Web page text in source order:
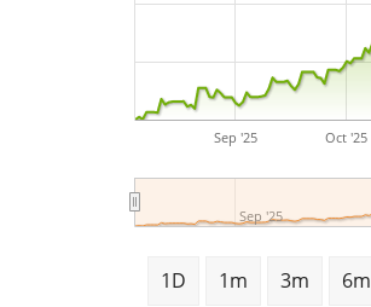
Sep '25 Oct '25
Sep '25
1D 1m 3m 6m